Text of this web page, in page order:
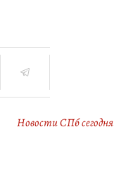
Новости СПб сегодня